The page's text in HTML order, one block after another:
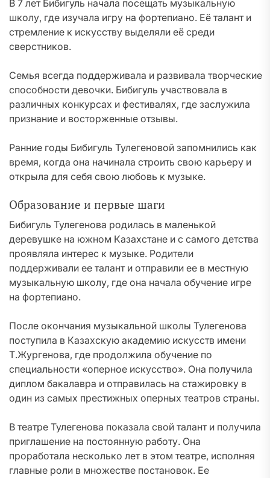
В 7 лет Бибигуль начала посещать музыкальную
школу, где изучала игру на фортепиано. Её талант и
стремление к искусству выделяли её среди
сверстников.
Семья всегда поддерживала и развивала творческие
способности девочки. Бибигуль участвовала в
различных конкурсах и фестивалях, где заслужила
признание и восторженные отзывы.
Ранние годы Бибигуль Тулегеновой запомнились как
время, когда она начинала строить свою карьеру и
открыла для себя свою любовь к музыке.
Образование и первые шаги
Бибигуль Тулегенова родилась в маленькой
деревушке на южном Казахстане и с самого детства
проявляла интерес к музыке. Родители
поддерживали ее талант и отправили ее в местную
музыкальную школу, где она начала обучение игре
на фортепиано.
После окончания музыкальной школы Тулегенова
поступила в Казахскую академию искусств имени
Т.Жургенова, где продолжила обучение по
специальности «оперное искусство». Она получила
диплом бакалавра и отправилась на стажировку в
один из самых престижных оперных театров страны.
В театре Тулегенова показала свой талант и получила
приглашение на постоянную работу. Она
проработала несколько лет в этом театре, исполняя
главные роли в множестве постановок. Ее